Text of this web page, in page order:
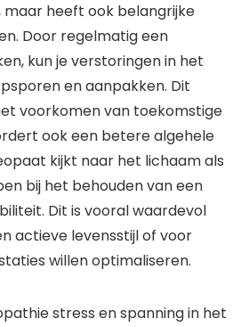
heeft ook belangrijke
Door regelmatig een
kun je verstoringen in het
en aanpakken. Dit
voorkomen van toekomstige
ook een betere algehele
kijkt naar het lichaam als
bij het behouden van een
Dit is vooral waardevol
actieve levensstijl of voor
willen optimaliseren.
stress en spanning in het